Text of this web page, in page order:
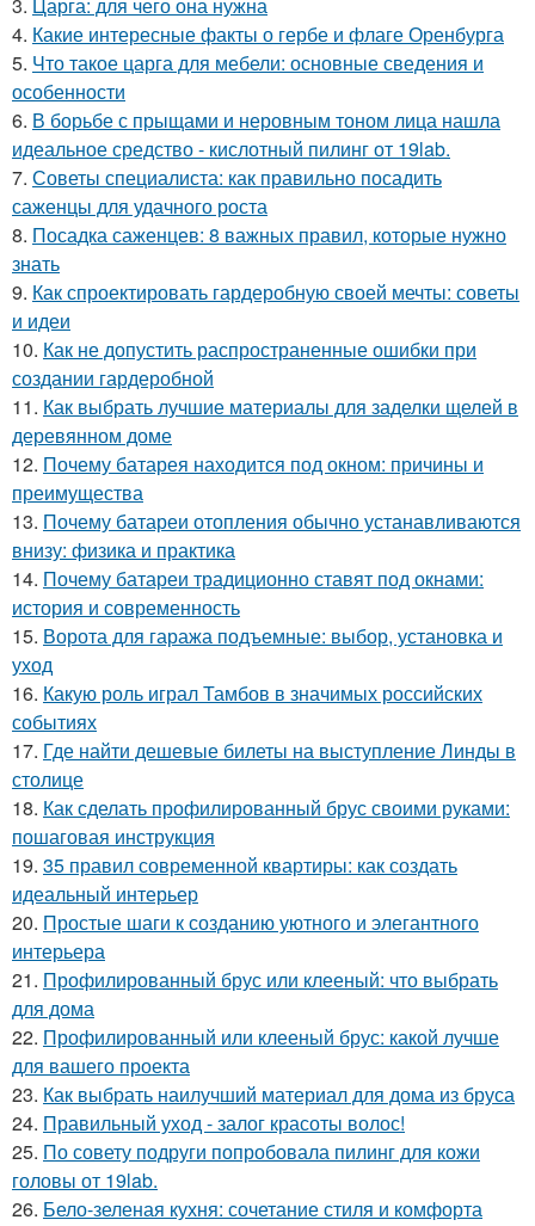
3. Царга: для чего она нужна
4. Какие интересные факты о гербе и флаге Оренбурга
5. Что такое царга для мебели: основные сведения и
особенности
6. В борьбе с прыщами и неровным тоном лица нашла
идеальное средство - кислотный пилинг от 19lab.
7. Советы специалиста: как правильно посадить
саженцы для удачного роста
8. Посадка саженцев: 8 важных правил, которые нужно
знать
9. Как спроектировать гардеробную своей мечты: советы
и идеи
10. Как не допустить распространенные ошибки при
создании гардеробной
11. Как выбрать лучшие материалы для заделки щелей в
деревянном доме
12. Почему батарея находится под окном: причины и
преимущества
13. Почему батареи отопления обычно устанавливаются
внизу: физика и практика
14. Почему батареи традиционно ставят под окнами:
история и современность
15. Ворота для гаража подъемные: выбор, установка и
уход
16. Какую роль играл Тамбов в значимых российских
событиях
17. Где найти дешевые билеты на выступление Линды в
столице
18. Как сделать профилированный брус своими руками:
пошаговая инструкция
19. 35 правил современной квартиры: как создать
идеальный интерьер
20. Простые шаги к созданию уютного и элегантного
интерьера
21. Профилированный брус или клееный: что выбрать
для дома
22. Профилированный или клееный брус: какой лучше
для вашего проекта
23. Как выбрать наилучший материал для дома из бруса
24. Правильный уход - залог красоты волос!
25. По совету подруги попробовала пилинг для кожи
головы от 19lab.
26. Бело-зеленая кухня: сочетание стиля и комфорта